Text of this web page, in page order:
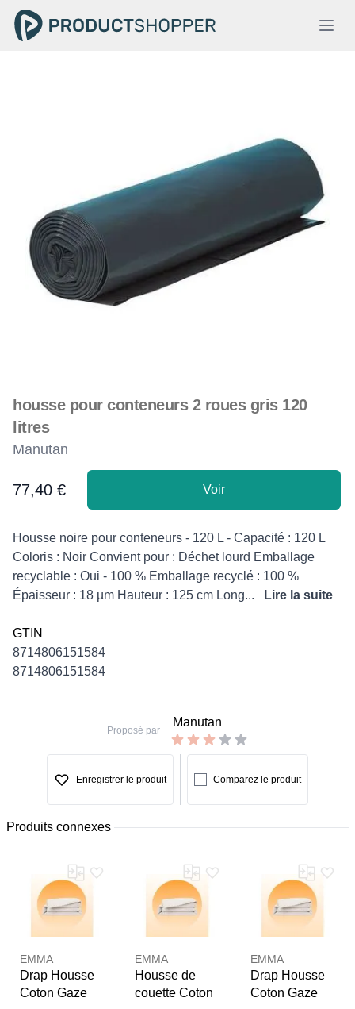
housse pour conteneurs 2 roues gris 120
litres
Manutan
Product information
77,40 € Voir
Description
Housse noire pour conteneurs - 120 L - Capacité : 120 L
Coloris : Noir Convient pour : Déchet lourd Emballage
recyclable : Oui - 100 % Emballage recyclé : 100 %
Épaisseur : 18 µm Hauteur : 125 cm Long...
Lire la suite
GTIN
8714806151584
8714806151584
Proposé par
Manutan
Enregistrer le produit Comparez le produit
Produits connexes
EMMA
Drap Housse
Coton Gaze
EMMA
Housse de
couette Coton
EMMA
Drap Housse
Coton Gaze